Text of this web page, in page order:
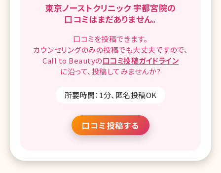
東京ノーストクリニック 宇都宮院の
口コミはまだありません。
口コミを投稿できます。
カウンセリングのみの投稿でも大丈夫ですので、
Call to Beautyの口コミ投稿ガイドライン
に沿って、 投稿してみませんか?
所要時間：1分、匿名投稿OK
口コミ投稿する